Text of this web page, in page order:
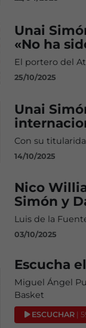
Unai
«No ha
El portero del
25/10/2025
Unai
Con su
14/10/2025
Nico
Simón y
Luis de la
03/10/2025
Escucha
Miguel Ángel
Basket
ESCUCHAR |